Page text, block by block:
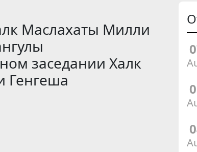
Маслахаты Милли
заседании Халк
Генгеша